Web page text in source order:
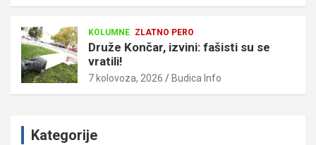
KOLUMNE ZLATNO PERO
Druže Končar, izvini: fašisti su se
vratili!
7 kolovoza, 2026 Budica Info
Kategorije